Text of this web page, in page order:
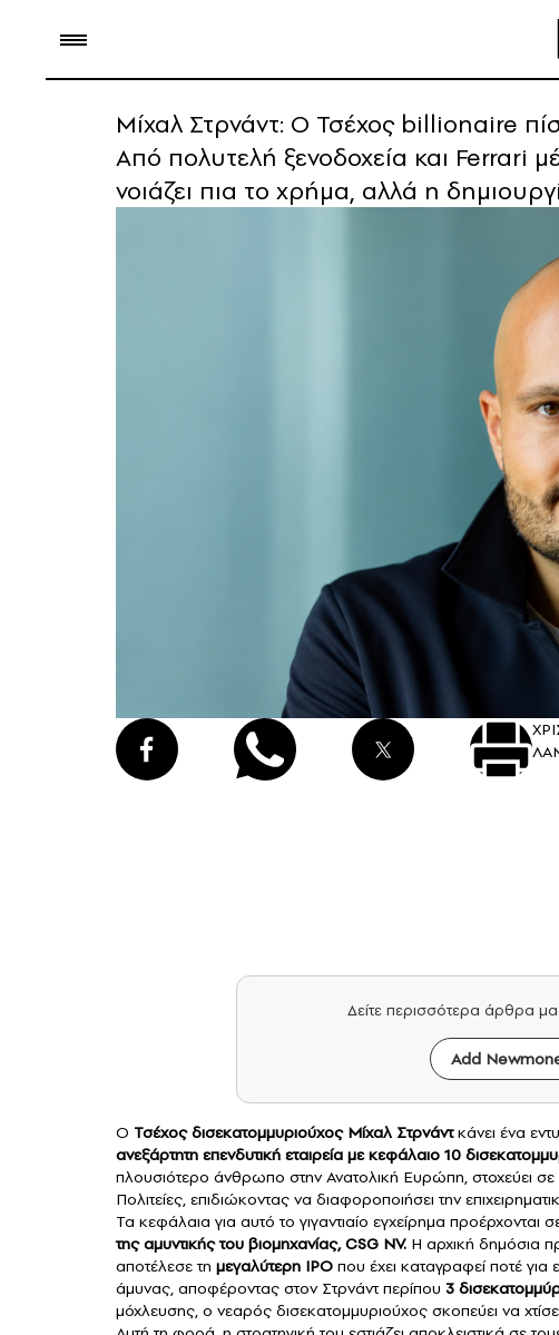
Μίχαλ Στρνάντ: Ο Τσέχος billionaire
Από πολυτελή ξενοδοχεία και Ferrari
νοιάζει πια το χρήμα, αλλά η
Δείτε περισσότερα άρθρα
Add
Ο Τσέχος δισεκατομμυριούχος Μίχαλ Στρνάντκάνει ένα
ανεξάρτητη επενδυτική εταιρεία με κεφάλαιο 10
πλουσιότερο άνθρωπο στην Ανατολική Ευρώπη, στοχεύει
Πολιτείες, επιδιώκοντας να διαφοροποιήσει την
Τα κεφάλαια για αυτό το γιγαντιαίο εγχείρημα
της αμυντικής του βιομηχανίας, CSG NV. Η αρχική δημόσια
αποτέλεσε τη μεγαλύτερη IPO που έχει καταγραφεί ποτέ για
άμυνας, αποφέροντας στον Στρνάντ περίπου 3
μόχλευσης, ο νεαρός δισεκατομμυριούχος σκοπεύει να